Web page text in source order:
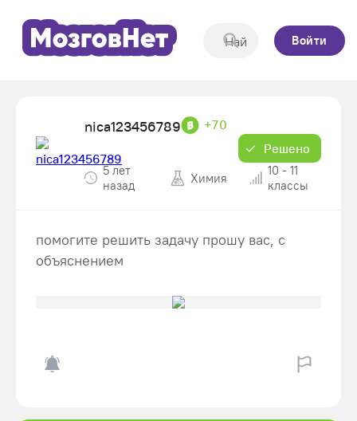
Войти
nica123456789
+70
Решено
5 лет
назад
Химия
10 - 11
классы
помогите решить задачу прошу вас, с
объяснением